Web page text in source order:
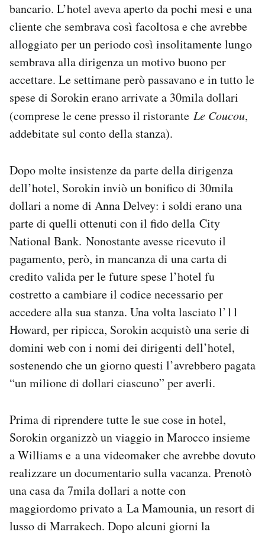
bancario. L’hotel aveva aperto da pochi mesi e una
cliente che sembrava così facoltosa e che avrebbe
alloggiato per un periodo così insolitamente lungo
sembrava alla dirigenza un motivo buono per
accettare. Le settimane però passavano e in tutto le
spese di Sorokin erano arrivate a 30mila dollari
(comprese le cene presso il ristorante Le Coucou,
addebitate sul conto della stanza).
Dopo molte insistenze da parte della dirigenza
dell’hotel, Sorokin inviò un bonifico di 30mila
dollari a nome di Anna Delvey: i soldi erano una
parte di quelli ottenuti con il fido della City
National Bank. Nonostante avesse ricevuto il
pagamento, però, in mancanza di una carta di
credito valida per le future spese l’hotel fu
costretto a cambiare il codice necessario per
accedere alla sua stanza. Una volta lasciato l’11
Howard, per ripicca, Sorokin acquistò una serie di
domini web con i nomi dei dirigenti dell’hotel,
sostenendo che un giorno questi l’avrebbero pagata
“un milione di dollari ciascuno” per averli.
Prima di riprendere tutte le sue cose in hotel,
Sorokin organizzò un viaggio in Marocco insieme
a Williams e a una videomaker che avrebbe dovuto
realizzare un documentario sulla vacanza. Prenotò
una casa da 7mila dollari a notte con
maggiordomo privato a La Mamounia, un resort di
lusso di Marrakech. Dopo alcuni giorni la